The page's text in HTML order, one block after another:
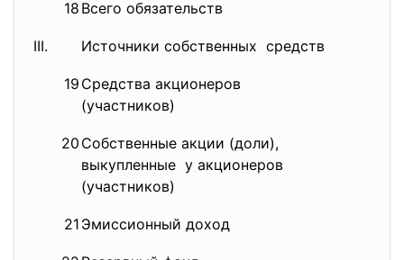
18 Всего обязательств
III. Источники собственных средств
19 Средства акционеров
(участников)
20 Собственные акции (доли),
выкупленные у акционеров
(участников)
21 Эмиссионный доход